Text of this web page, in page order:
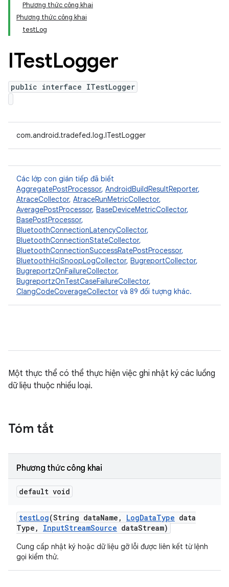
Phương thức công khai
Phương thức công khai
testLog
ITestLogger
public interface ITestLogger
com.android.tradefed.log.ITestLogger
Các lớp con gián tiếp đã biết
AggregatePostProcessor, AndroidBuildResultReporter,
AtraceCollector, AtraceRunMetricCollector,
AveragePostProcessor, BaseDeviceMetricCollector,
BasePostProcessor,
BluetoothConnectionLatencyCollector,
BluetoothConnectionStateCollector,
BluetoothConnectionSuccessRatePostProcessor,
BluetoothHciSnoopLogCollector, BugreportCollector,
BugreportzOnFailureCollector,
BugreportzOnTestCaseFailureCollector,
ClangCodeCoverageCollector và 89 đối tượng khác.
Một thực thể có thể thực hiện việc ghi nhật ký các luồng
dữ liệu thuộc nhiều loại.
Tóm tắt
Phương thức công khai
default void
testLog(String dataName , LogDataType data
Type , InputStreamSource dataStream)
Cung cấp nhật ký hoặc dữ liệu gỡ lỗi được liên kết từ lệnh
gọi kiểm thử.